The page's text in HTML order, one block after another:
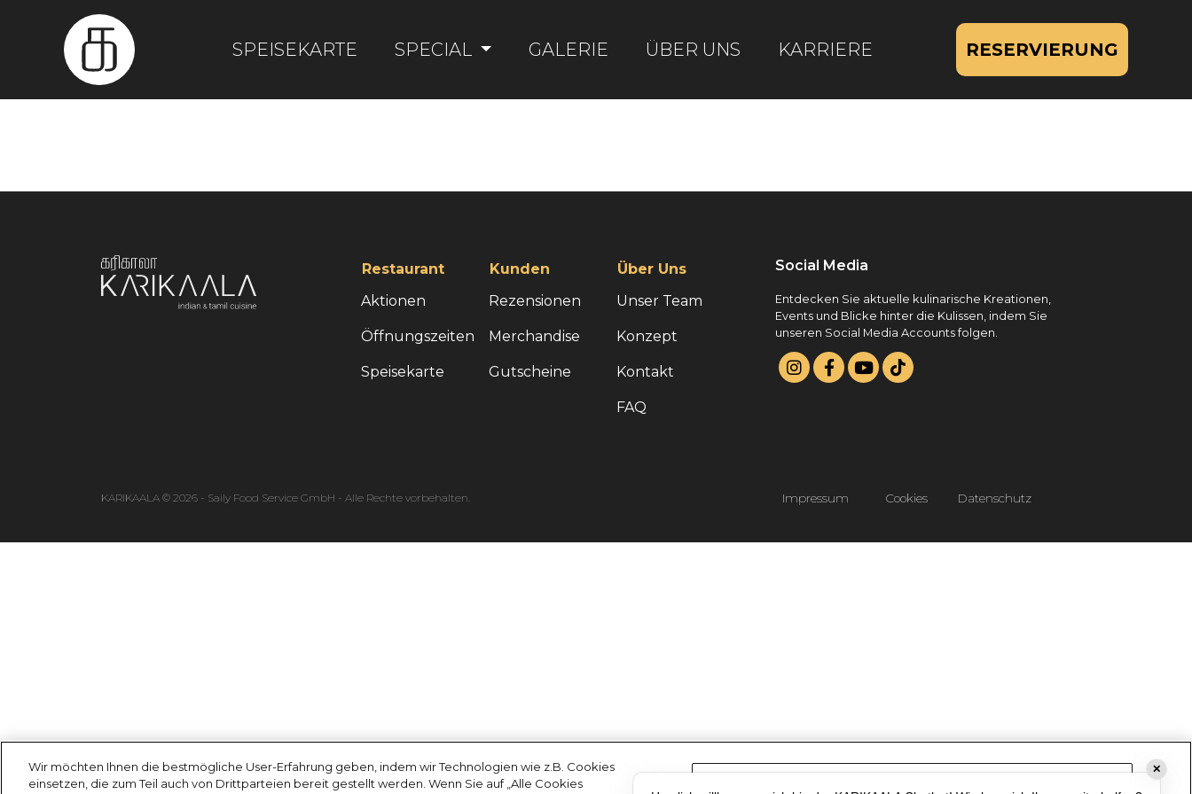
SPEISEKARTE SPECIAL GALERIE ÜBER UNS KARRIERE RESERVIERUNG
Restaurant
Aktionen
Öffnungszeiten
Speisekarte
Kunden
Rezensionen
Merchandise
Gutscheine
Über Uns
Unser Team
Konzept
Kontakt
FAQ
Social Media
Entdecken Sie aktuelle kulinarische Kreationen,
Events und Blicke hinter die Kulissen, indem Sie
unseren Social Media Accounts folgen.
KARIKAALA © 2026 - Saily Food Service GmbH - Alle Rechte vorbehalten. Impressum Cookies Datenschutz
✕
Wir möchten Ihnen die bestmögliche User-Erfahrung geben, indem wir Technologien wie z.B. Cookies
einsetzen, die zum Teil auch von Drittparteien bereit gestellt werden. Wenn Sie auf „Alle Cookies